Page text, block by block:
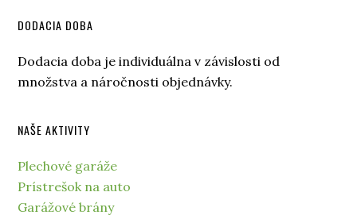
DODACIA DOBA
Dodacia doba je individuálna v závislosti od
množstva a náročnosti objednávky.
NAŠE AKTIVITY
Plechové garáže
Prístrešok na auto
Garážové brány